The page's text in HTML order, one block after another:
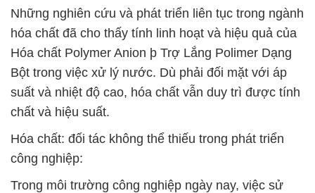
Những nghiên cứu và phát triển liên tục trong ngành
hóa chất đã cho thấy tính linh hoạt và hiệu quả của
Hóa chất Polymer Anion þ Trợ Lắng Polimer Dạng
Bột trong việc xử lý nước. Dù phải đối mặt với áp
suất và nhiệt độ cao, hóa chất vẫn duy trì được tính
chất và hiệu suất.
Hóa chất: đối tác không thể thiếu trong phát triển
công nghiệp:
Trong môi trường công nghiệp ngày nay, việc sử